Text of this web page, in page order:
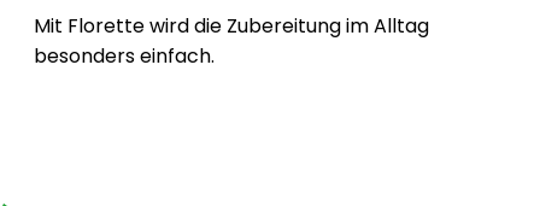
Mit Florette wird die Zubereitung im Alltag
besonders einfach.